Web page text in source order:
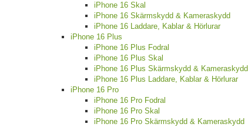
iPhone 16 Skal
iPhone 16 Skärmskydd & Kameraskydd
iPhone 16 Laddare, Kablar & Hörlurar
iPhone 16 Plus
iPhone 16 Plus Fodral
iPhone 16 Plus Skal
iPhone 16 Plus Skärmskydd & Kameraskydd
iPhone 16 Plus Laddare, Kablar & Hörlurar
iPhone 16 Pro
iPhone 16 Pro Fodral
iPhone 16 Pro Skal
iPhone 16 Pro Skärmskydd & Kameraskydd